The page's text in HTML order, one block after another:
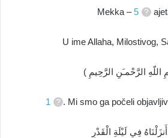
Mekka –5
U ime Allaha, Milostivog,
1 . Mi smo ga počeli
أَنزَلْنَاهُ فِي لَيْلَةِ الْقَدْرِ